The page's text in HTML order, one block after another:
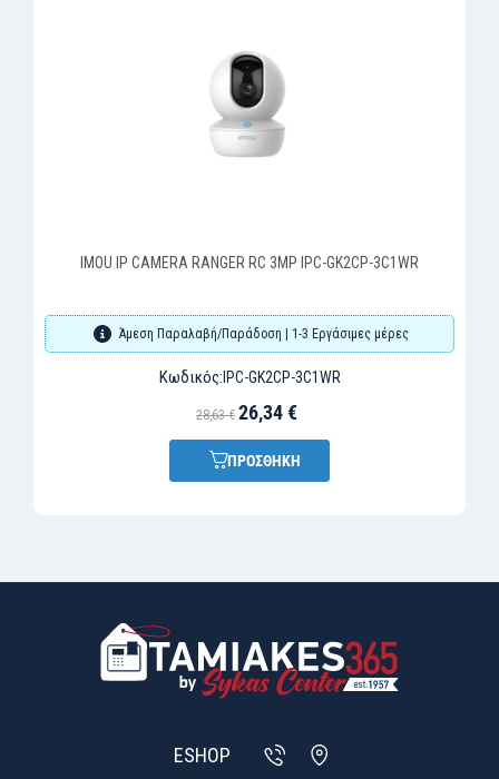
IMOU IP CAMERA RANGER RC 3MP IPC-GK2CP-3C1WR
Άμεση Παραλαβή/Παράδοση | 1-3 Εργάσιμες μέρες
Κωδικός: IPC-GK2CP-3C1WR
28,63 € 26,34 €
ΠΡΟΣΘΗΚΗ
ESHOP